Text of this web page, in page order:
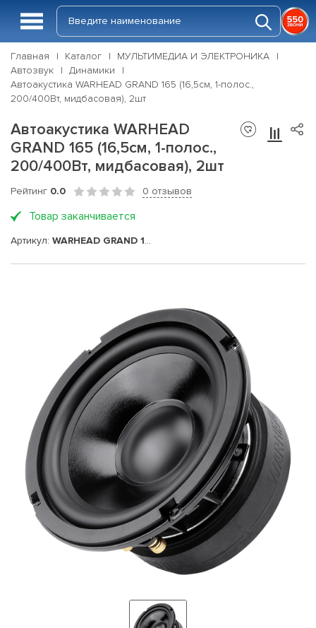
Главная Каталог
МУЛЬТИМЕДИА И ЭЛЕКТРОНИКА
Автозвук
Динамики
Автоакустика WARHEAD GRAND 165 (16,5см, 1-полос.,
200/400Вт, мидбасовая), 2шт
Автоакустика WARHEAD
GRAND 165 (16,5см, 1-полос.,
200/400Вт, мидбасовая), 2шт
Рейтинг 0.0 0 отзывов
Товар заканчивается
Артикул: WARHEAD GRAND 165